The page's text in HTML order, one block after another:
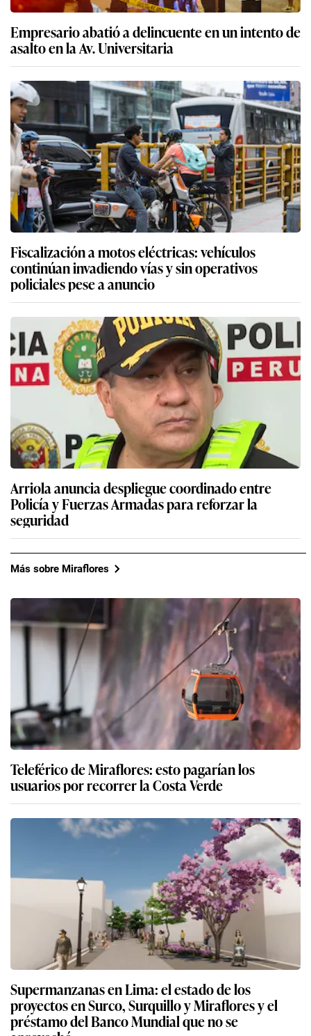
Empresario abatió a delincuente en un intento de
asalto en la Av. Universitaria
Fiscalización a motos eléctricas: vehículos
continúan invadiendo vías y sin operativos
policiales pese a anuncio
Arriola anuncia despliegue coordinado entre
Policía y Fuerzas Armadas para reforzar la
seguridad
Más sobre Miraflores
Teleférico de Miraflores: esto pagarían los
usuarios por recorrer la Costa Verde
Supermanzanas en Lima: el estado de los
proyectos en Surco, Surquillo y Miraflores y el
préstamo del Banco Mundial que no se